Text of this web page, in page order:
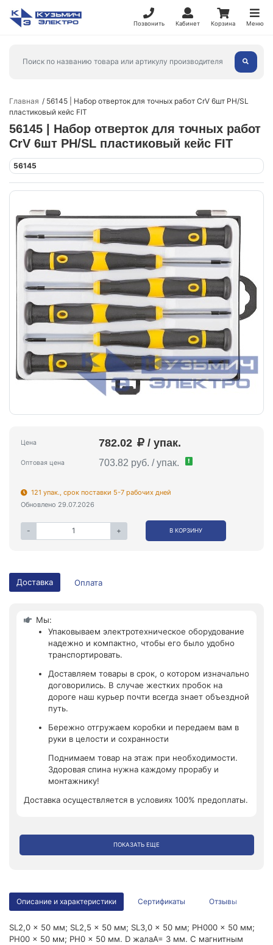
Позвонить Кабинет Корзина Меню
Главная
56145 | Набор отверток для точных работ CrV 6шт PH/SL
пластиковый кейс FIT
56145 | Набор отверток для точных работ
CrV 6шт PH/SL пластиковый кейс FIT
56145
Цена 782.02 / упак.
Оптовая цена 703.82 руб. / упак. !
121 упак., срок поставки 5-7 рабочих дней
Обновлено 29.07.2026
- + В КОРЗИНУ
Доставка Оплата
Мы:
Упаковываем электротехническое оборудование
надежно и компактно, чтобы его было удобно
транспортировать.
Доставляем товары в срок, о котором изначально
договорились. В случае жестких пробок на
дороге наш курьер почти всегда знает объездной
путь.
Бережно отгружаем коробки и передаем вам в
руки в целости и сохранности
Поднимаем товар на этаж при необходимости.
Здоровая спина нужна каждому прорабу и
монтажнику!
Доставка осуществляется в условиях 100% предоплаты.
ПОКАЗАТЬ ЕЩЕ
Описание и характеристики Сертификаты Отзывы
SL2,0 x 50 мм; SL2,5 x 50 мм; SL3,0 x 50 мм; PH000 x 50 мм;
PH00 x 50 мм; PH0 x 50 мм. D жалаA= 3 мм. С магнитным